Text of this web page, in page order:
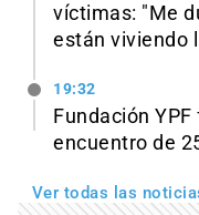
víctimas: "Me
están viviendo
19:32
Fundación
encuentro de
Ver todas las